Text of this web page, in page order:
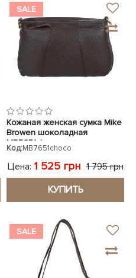
SALE
Кожаная женская сумка Mike
Browen шоколадная
MB7651choco
Код:MB7651choco
Цена: 1 525 грн 1 795 грн
КУПИТЬ
SALE